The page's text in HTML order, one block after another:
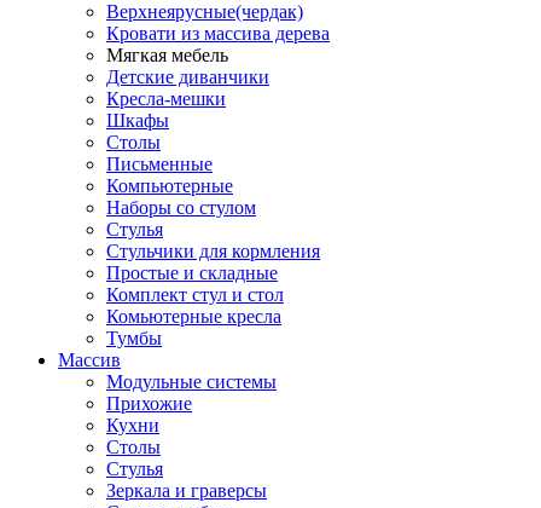
Верхнеярусные(чердак)
Кровати из массива дерева
Мягкая мебель
Детские диванчики
Кресла-мешки
Шкафы
Столы
Письменные
Компьютерные
Наборы со стулом
Стулья
Стульчики для кормления
Простые и складные
Комплект стул и стол
Комьютерные кресла
Тумбы
Массив
Модульные системы
Прихожие
Кухни
Столы
Стулья
Зеркала и граверсы